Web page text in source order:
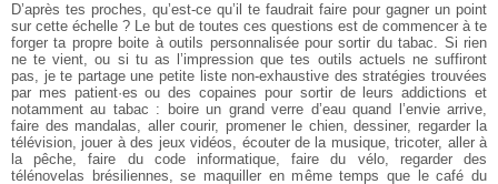
D’après tes proches, qu’est-ce qu’il te faudrait faire pour gagner un point
sur cette échelle ? Le but de toutes ces questions est de commencer à te
forger ta propre boite à outils personnalisée pour sortir du tabac. Si rien
ne te vient, ou si tu as l’impression que tes outils actuels ne suffiront
pas, je te partage une petite liste non-exhaustive des stratégies trouvées
par mes patient·es ou des copaines pour sortir de leurs addictions et
notamment au tabac : boire un grand verre d’eau quand l’envie arrive,
faire des mandalas, aller courir, promener le chien, dessiner, regarder la
télévision, jouer à des jeux vidéos, écouter de la musique, tricoter, aller à
la pêche, faire du code informatique, faire du vélo, regarder des
télénovelas brésiliennes, se maquiller en même temps que le café du